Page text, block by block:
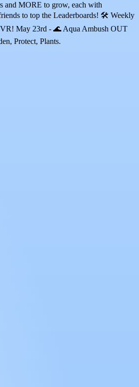
and MORE to grow, each with
to top the Leaderboards! 🛠️ Weekly
VR! May 23rd - 🌊 Aqua Ambush OUT
Protect, Plants.